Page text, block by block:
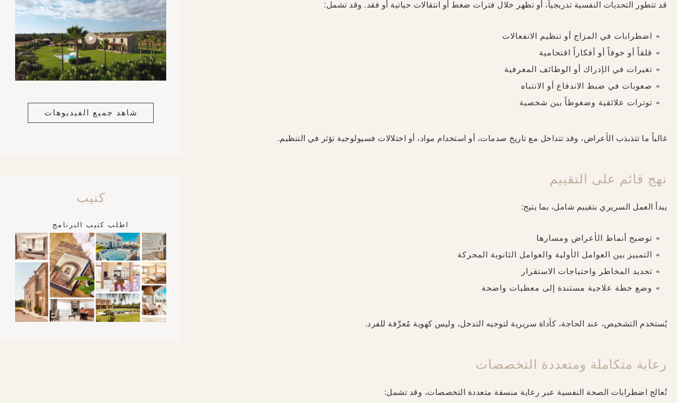
قد تتطور التحديات النفسية تدريجياً، أو تظهر خلال فترات ضغط أو انتقالات حياتية أو فقد. وقد تشمل:
اضطرابات في المزاج أو تنظيم الانفعالات
قلقاً أو خوفاً أو أفكاراً اقتحامية
تغيرات في الإدراك أو الوظائف المعرفية
صعوبات في ضبط الاندفاع أو الانتباه
توترات علائقية وضغوطاً بين شخصية
غالباً ما تتذبذب الأعراض، وقد تتداخل مع تاريخ صدمات، أو استخدام مواد، أو اختلالات فسيولوجية تؤثر في التنظيم.
نهج قائم على التقييم
يبدأ العمل السريري بتقييم شامل، بما يتيح:
توضيح أنماط الأعراض ومسارها
التمييز بين العوامل الأولية والعوامل الثانوية المحركة
تحديد المخاطر واحتياجات الاستقرار
وضع خطة علاجية مستندة إلى معطيات واضحة
يُستخدم التشخيص، عند الحاجة، كأداة سريرية لتوجيه التدخل، وليس كهوية مُعرِّفة للفرد.
رعاية متكاملة ومتعددة التخصصات
تُعالج اضطرابات الصحة النفسية عبر رعاية منسقة متعددة التخصصات، وقد تشمل:
شاهد جميع الفيديوهات
كتيب
اطلب كتيب البرنامج